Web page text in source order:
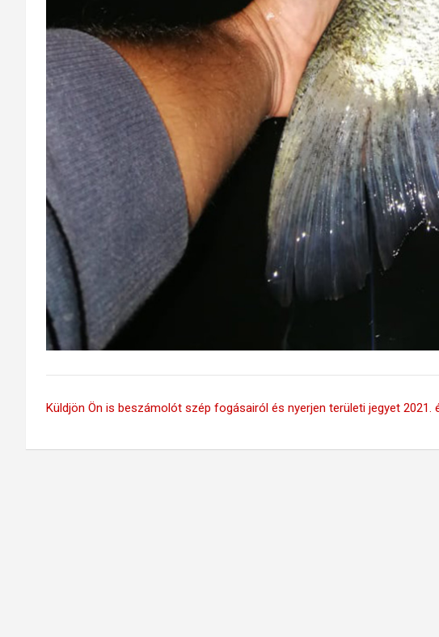
Küldjön Ön is beszámolót szép fogásairól és nyerjen területi jegyet 2021.